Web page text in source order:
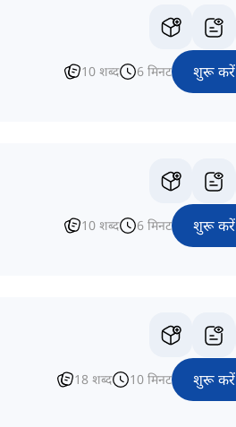
10 शब्द 6 मिनट शुरू करें
10 शब्द 6 मिनट शुरू करें
18 शब्द 10 मिनट शुरू करें